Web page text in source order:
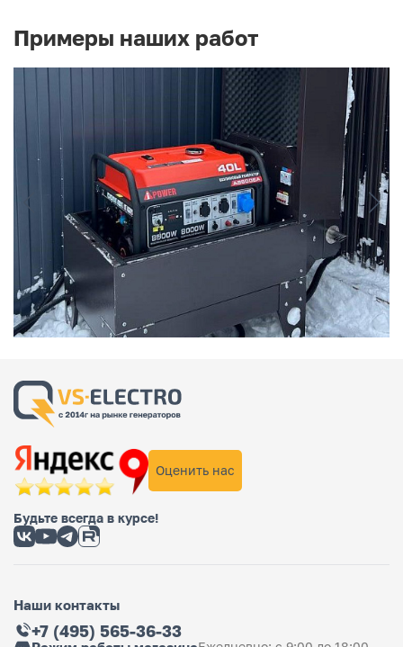
Примеры наших работ
Оценить нас
Будьте всегда в курсе!
Наши контакты
+7 (495) 565-36-33